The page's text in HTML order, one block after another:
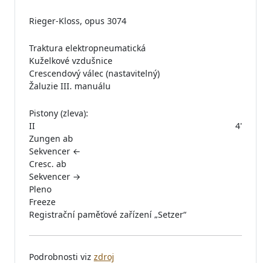
Rieger-Kloss, opus 3074
Traktura elektropneumatická
Kuželkové vzdušnice
Crescendový válec (nastavitelný)
Žaluzie III. manuálu
Pistony (zleva):
II
4'
Zungen ab
Sekvencer ←
Cresc. ab
Sekvencer →
Pleno
Freeze
Registrační paměťové zařízení „Setzer“
Podrobnosti viz zdroj